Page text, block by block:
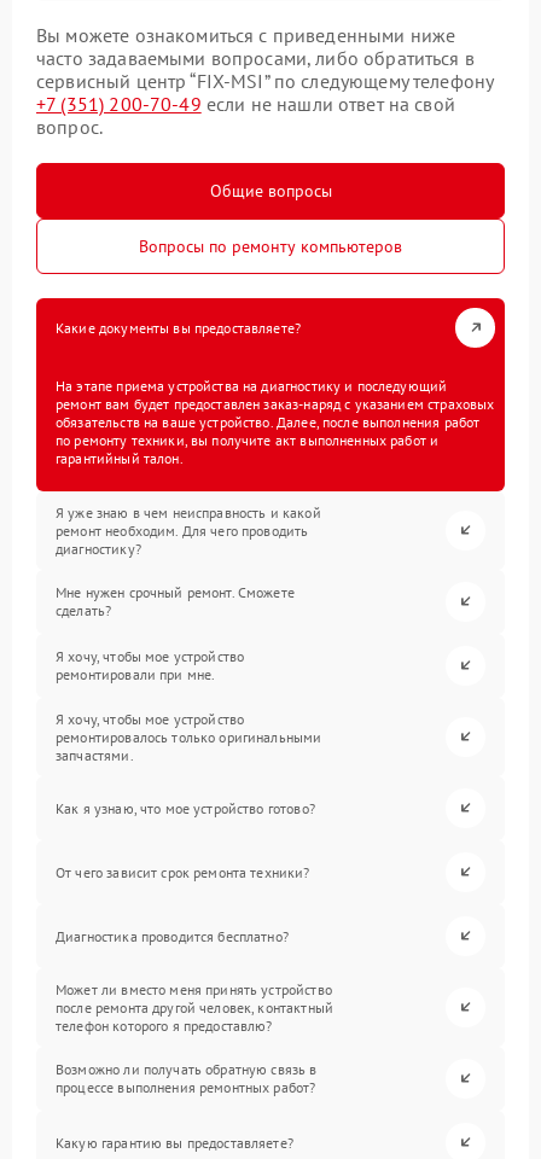
Вы можете ознакомиться с приведенными ниже
часто задаваемыми вопросами, либо обратиться в
сервисный центр “FIX-MSI” по следующему телефону
+7 (351) 200-70-49 если не нашли ответ на свой
вопрос.
Общие вопросы
Вопросы по ремонту компьютеров
Какие документы вы предоставляете?
На этапе приема устройства на диагностику и последующий
ремонт вам будет предоставлен заказ-наряд с указанием страховых
обязательств на ваше устройство. Далее, после выполнения работ
по ремонту техники, вы получите акт выполненных работ и
гарантийный талон.
Я уже знаю в чем неисправность и какой
ремонт необходим. Для чего проводить
диагностику?
Мне нужен срочный ремонт. Сможете
сделать?
Я хочу, чтобы мое устройство
ремонтировали при мне.
Я хочу, чтобы мое устройство
ремонтировалось только оригинальными
запчастями.
Как я узнаю, что мое устройство готово?
От чего зависит срок ремонта техники?
Диагностика проводится бесплатно?
Может ли вместо меня принять устройство
после ремонта другой человек, контактный
телефон которого я предоставлю?
Возможно ли получать обратную связь в
процессе выполнения ремонтных работ?
Какую гарантию вы предоставляете?